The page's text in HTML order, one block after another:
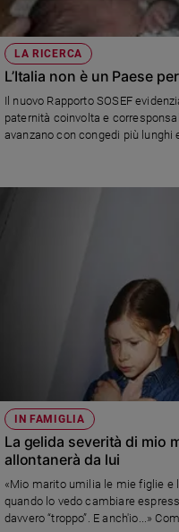
LA RICERCA
L’Italia non è un Paese
Il nuovo Rapporto SOSEF
paternità coinvolta e
avanzano con congedi più
IN FAMIGLIA
La gelida severità di mio
allontanerà da lui
«Mio marito umilia le mie figlie e
quando lo vedo cambiare
davvero “troppo”. E anch'io...»